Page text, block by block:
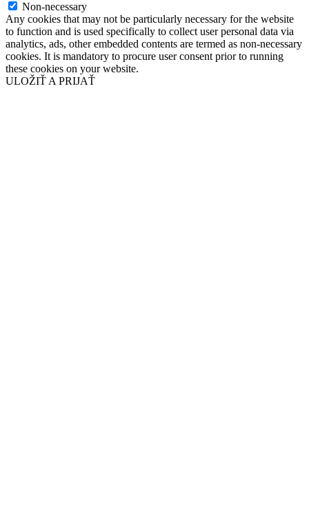
Non-necessary
Any cookies that may not be particularly necessary for the website
to function and is used specifically to collect user personal data via
analytics, ads, other embedded contents are termed as non-necessary
cookies. It is mandatory to procure user consent prior to running
these cookies on your website.
ULOŽIŤ A PRIJAŤ